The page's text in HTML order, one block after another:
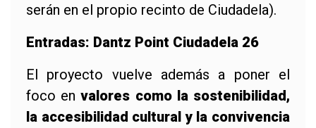
serán en el propio recinto de Ciudadela).
Entradas: Dantz Point Ciudadela 26
El proyecto vuelve además a poner el
foco envalores como la sostenibilidad,
la accesibilidad cultural y la convivencia